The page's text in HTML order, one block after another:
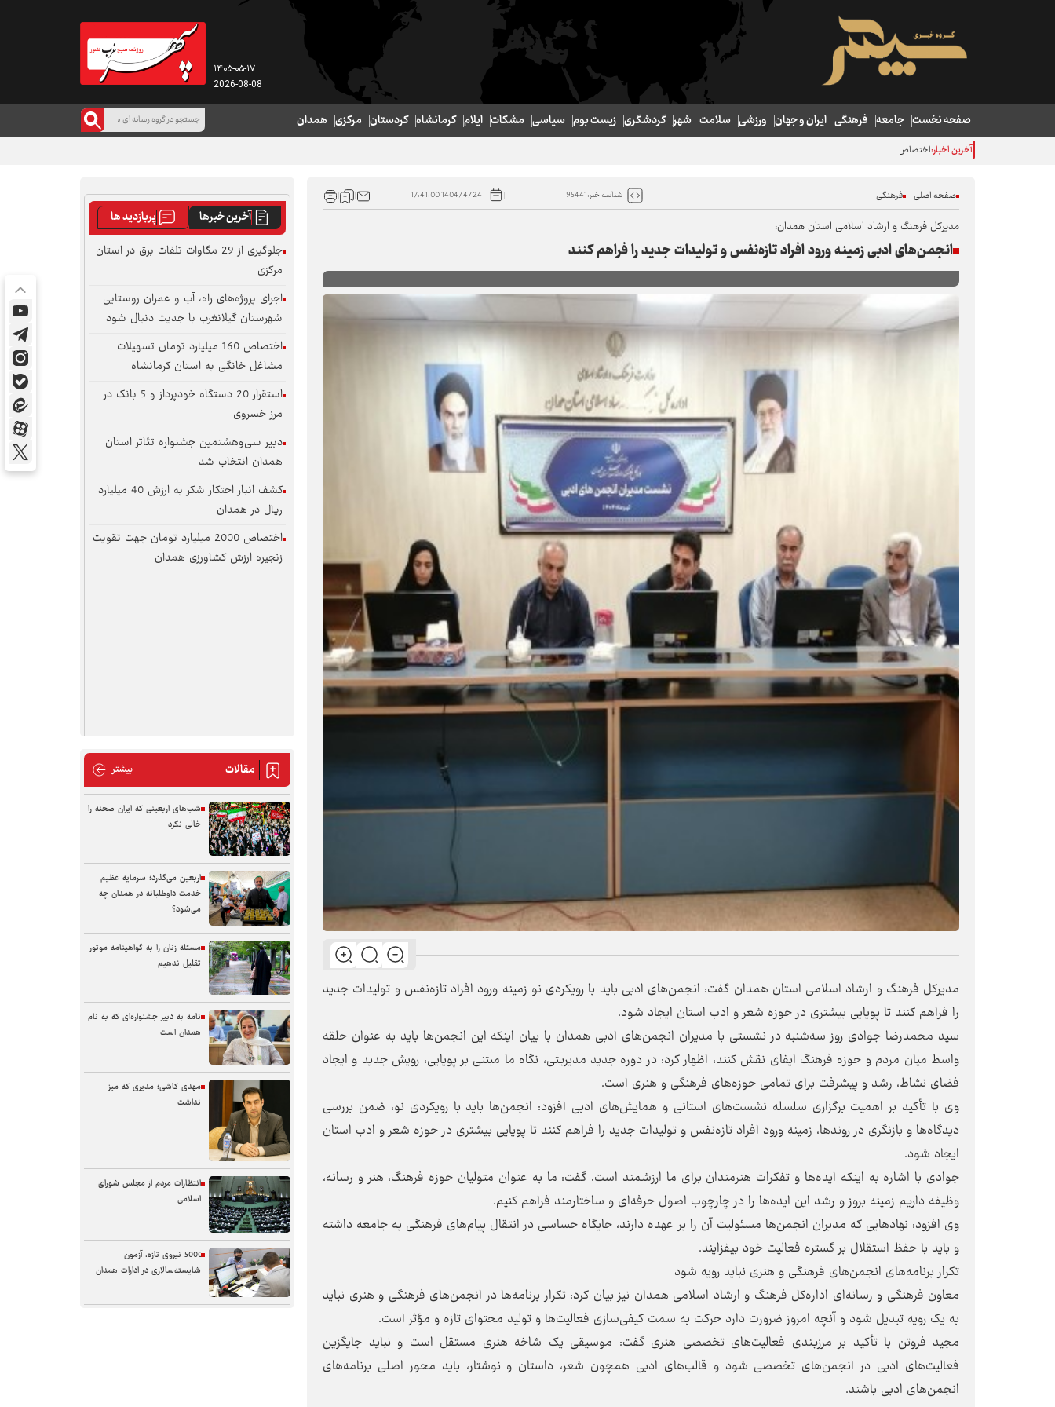
۱۴۰۵-۰۵-۱۷
2026-08-08
صفحه نخست جامعه فرهنگی ایران و جهان ورزشی سلامت شهر گردشگری زیست بوم سیاسی مشکات ایلام کرمانشاه کردستان مرکزی همدان
آخرین اخبار:اختصاص 2000 میلیارد تومان جهت تقویت زنجیره ارزش کشاورزی همدان
صفحه اصلی فرهنگی شناسه خبر:95441 1404/4/24 17:41:00
مدیرکل فرهنگ و ارشاد اسلامی استان همدان:
انجمن‌های ادبی زمینه ورود افراد تازه‌نفس و تولیدات جدید را فراهم کنند
مدیرکل فرهنگ و ارشاد اسلامی استان همدان گفت: انجمن‌های ادبی باید با رویکردی نو زمینه ورود افراد تازه‌نفس و تولیدات جدید
را فراهم کنند تا پویایی بیشتری در حوزه شعر و ادب استان ایجاد شود.
سید محمدرضا جوادی روز سه‌شنبه در نشستی با مدیران انجمن‌های ادبی همدان با بیان اینکه این انجمن‌ها باید به عنوان حلقه
واسط میان مردم و حوزه فرهنگ ایفای نقش کنند، اظهار کرد: در دوره جدید مدیریتی، نگاه ما مبتنی بر پویایی، رویش جدید و ایجاد
فضای نشاط، رشد و پیشرفت برای تمامی حوزه‌های فرهنگی و هنری است.
وی با تأکید بر اهمیت برگزاری سلسله نشست‌های استانی و همایش‌های ادبی افزود: انجمن‌ها باید با رویکردی نو، ضمن بررسی
دیدگاه‌ها و بازنگری در روندها، زمینه ورود افراد تازه‌نفس و تولیدات جدید را فراهم کنند تا پویایی بیشتری در حوزه شعر و ادب استان
ایجاد شود.
جوادی با اشاره به اینکه ایده‌ها و تفکرات هنرمندان برای ما ارزشمند است، گفت: ما به عنوان متولیان حوزه فرهنگ، هنر و رسانه،
وظیفه داریم زمینه بروز و رشد این ایده‌ها را در چارچوب اصول حرفه‌ای و ساختارمند فراهم کنیم.
وی افزود: نهادهایی که مدیران انجمن‌ها مسئولیت آن را بر عهده دارند، جایگاه حساسی در انتقال پیام‌های فرهنگی به جامعه داشته
و باید با حفظ استقلال بر گستره فعالیت خود بیفزایند.
تکرار برنامه‌های انجمن‌های فرهنگی و هنری نباید رویه شود
معاون فرهنگی و رسانه‌ای اداره‌کل فرهنگ و ارشاد اسلامی همدان نیز بیان کرد: تکرار برنامه‌ها در انجمن‌های فرهنگی و هنری نباید
به یک رویه تبدیل شود و آنچه امروز ضرورت دارد حرکت به سمت کیفی‌سازی فعالیت‌ها و تولید محتوای تازه و مؤثر است.
مجید فروتن با تأکید بر مرزبندی فعالیت‌های تخصصی هنری گفت: موسیقی یک شاخه هنری مستقل است و نباید جایگزین
فعالیت‌های ادبی در انجمن‌های تخصصی شود و قالب‌های ادبی همچون شعر، داستان و نوشتار، باید محور اصلی برنامه‌های
انجمن‌های ادبی باشند.
آخرین خبرها
پربازدید ها
جلوگیری از 29 مگاوات تلفات برق در استان
مرکزی
اجرای پروژه‌های راه، آب و عمران روستایی
شهرستان گیلانغرب با جدیت دنبال شود
اختصاص 160 میلیارد تومان تسهیلات
مشاغل خانگی به استان کرمانشاه
استقرار 20 دستگاه خودپرداز و 5 بانک در
مرز خسروی
دبیر سی‌وهشتمین جشنواره تئاتر استان
همدان انتخاب شد
کشف انبار احتکار شکر به ارزش 40 میلیارد
ریال در همدان
اختصاص 2000 میلیارد تومان جهت تقویت
زنجیره ارزش کشاورزی همدان
مقالات بیشتر مقالات
شب‌های اربعینی که ایران صحنه را
خالی نکرد
اربعین می‌گذرد؛ سرمایه عظیم
خدمت داوطلبانه در همدان چه
می‌شود؟
مسئله زنان را به گواهینامه موتور
تقلیل ندهیم
نامه به دبیر جشنواره‌ای که به نام
همدان است
مهدی کاشی؛ مدیری که میز
نداشت
انتظارات مردم از مجلس شورای
اسلامی
5000 نیروی تازه، آزمون
شایسته‌سالاری در ادارات همدان